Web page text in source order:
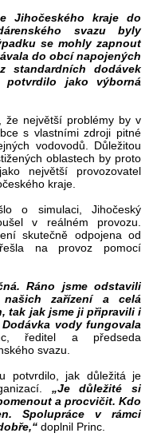
Jihočeského kraje do
svazu byly
se mohly zapnout
do obcí napojených
standardních dodávek
potvrdilo jako výborná
že největší problémy by v
s vlastními zdroji pitné
vodovodů. Důležitou
oblastech by proto
největší provozovatel
kraje.
o simulaci, Jihočeský
v reálném provozu.
skutečně odpojena od
na provoz pomocí
Ráno jsme odstavili
zařízení a celá
tak jak jsme ji připravili i
vody fungovala
ředitel a předseda
svazu.
potvrdilo, jak důležitá je
„Je důležité si
a procvičit. Kdo
Spolupráce v rámci
doplnil Princ.